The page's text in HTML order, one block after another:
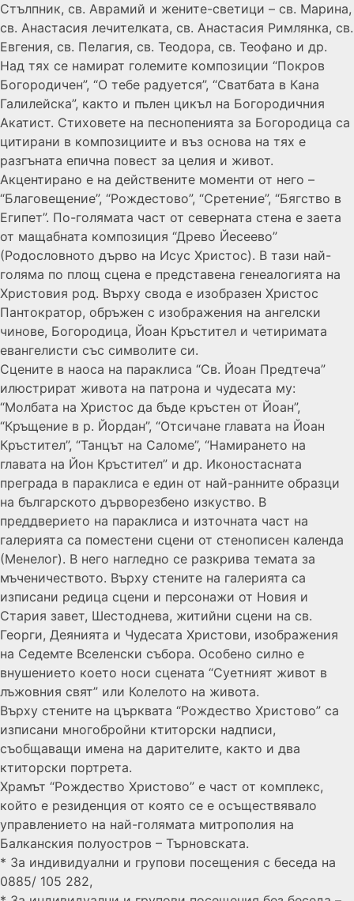
Стълпник, св. Аврамий и жените-светици – св. Марина,
св. Анастасия лечителката, св. Анастасия Римлянка, св.
Евгения, св. Пелагия, св. Теодора, св. Теофано и др.
Над тях се намират големите композиции “Покров
Богородичен”, “О тебе радуется”, “Сватбата в Кана
Галилейска”, както и пълен цикъл на Богородичния
Акатист. Стиховете на песнопенията за Богородица са
цитирани в композициите и въз основа на тях е
разгъната епична повест за целия и живот.
Акцентирано е на действените моменти от него –
“Благовещение”, “Рождестово”, “Сретение”, “Бягство в
Египет”. По-голямата част от северната стена е заета
от мащабната композиция “Древо Йесеево”
(Родословното дърво на Исус Христос). В тази най-
голяма по площ сцена е представена генеалогията на
Христовия род. Върху свода е изобразен Христос
Пантократор, обръжен с изображения на ангелски
чинове, Богородица, Йоан Кръстител и четиримата
евангелисти със символите си.
Сцените в наоса на параклиса “Св. Йоан Предтеча”
илюстрират живота на патрона и чудесата му:
“Молбата на Христос да бъде кръстен от Йоан”,
“Кръщение в р. Йордан”, “Отсичане главата на Йоан
Кръстител”, “Танцът на Саломе”, “Намирането на
главата на Йон Кръстител” и др. Иконостасната
преграда в параклиса е един от най-ранните образци
на българското дърворезбено изкуство. В
преддверието на параклиса и източната част на
галерията са поместени сцени от стенописен календа
(Менелог). В него нагледно се разкрива темата за
мъченичеството. Върху стените на галерията са
изписани редица сцени и персонажи от Новия и
Стария завет, Шестоднева, житийни сцени на св.
Георги, Деянията и Чудесата Христови, изображения
на Седемте Вселенски събора. Особено силно е
внушението което носи сцената “Суетният живот в
лъжовния свят” или Колелото на живота.
Върху стените на църквата “Рождество Христово” са
изписани многобройни ктиторски надписи,
съобщаващи имена на дарителите, както и два
ктиторски портрета.
Храмът “Рождество Христово” е част от комплекс,
който е резиденция от която се е осъществявало
управлението на най-голямата митрополия на
Балканския полуостров – Търновската.
* За индивидуални и групови посещения с беседа на
0885/ 105 282,